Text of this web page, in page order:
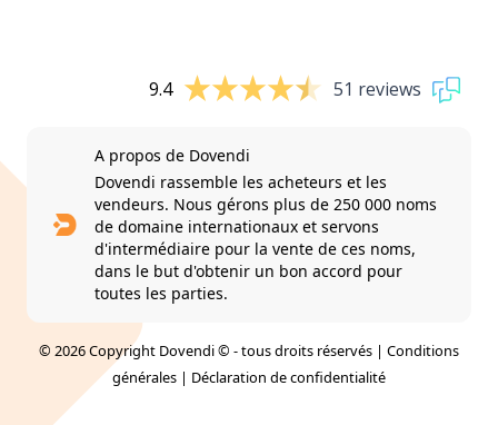
9.4 51 reviews
A propos de Dovendi
Dovendi rassemble les acheteurs et les
vendeurs. Nous gérons plus de 250 000 noms
de domaine internationaux et servons
d'intermédiaire pour la vente de ces noms,
dans le but d'obtenir un bon accord pour
toutes les parties.
© 2026 Copyright Dovendi © - tous droits réservés | Conditions
générales | Déclaration de confidentialité